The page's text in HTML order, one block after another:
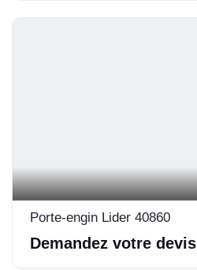
Porte-engin Lider 40860
Demandez votre devis